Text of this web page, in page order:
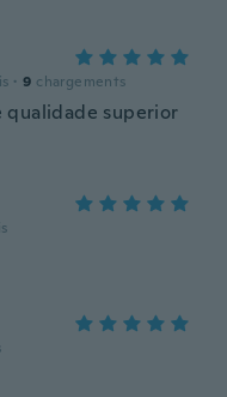
· 9 chargements
superior